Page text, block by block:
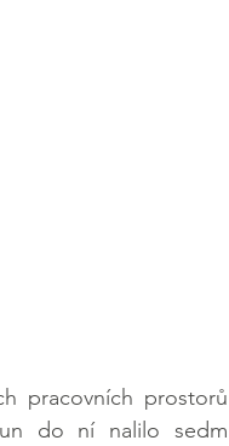
pracovních prostorů
do ní nalilo sedm